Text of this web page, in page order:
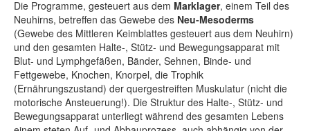
Die Programme, gesteuert aus dem Marklager, einem Teil des
Neuhirns, betreffen das Gewebe des Neu-Mesoderms
(Gewebe des Mittleren Keimblattes gesteuert aus dem Neuhirn)
und den gesamten Halte-, Stütz- und Bewegungsapparat mit
Blut- und Lymphgefäßen, Bänder, Sehnen, Binde- und
Fettgewebe, Knochen, Knorpel, die Trophik
(Ernährungszustand) der quergestreiften Muskulatur (nicht die
motorische Ansteuerung!). Die Struktur des Halte-, Stütz- und
Bewegungsapparat unterliegt während des gesamten Lebens